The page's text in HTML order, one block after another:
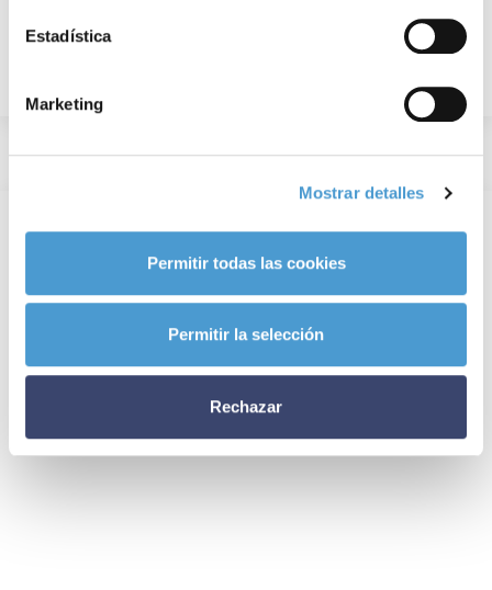
Estadística
Marketing
Mostrar detalles
Permitir todas las cookies
Permitir la selección
Rechazar